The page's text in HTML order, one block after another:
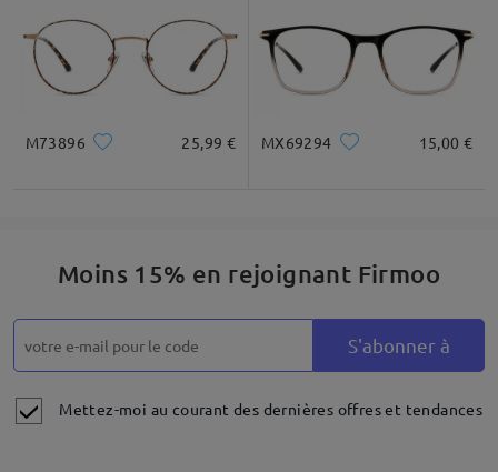
M73896 25,99 € MX69294 15,00 €
Moins 15% en rejoignant Firmoo
S'abonner à
Mettez-moi au courant des dernières offres et tendances